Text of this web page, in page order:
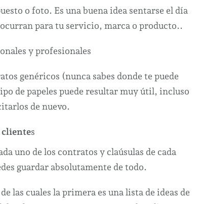
o foto. Es una buena idea sentarse el día
para tu servicio, marca o producto..
y profesionales
genéricos (nunca sabes donde te puede
de papeles puede resultar muy útil, incluso
de nuevo.
s
uno de los contratos y claúsulas de cada
guardar absolutamente de todo.
las cuales la primera es una lista de ideas de